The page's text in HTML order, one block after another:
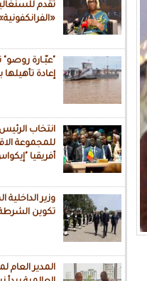
تقدم
"عبّـارة
إعادة
انتخاب
للمجموعة
أفريقيا
وزير الداخلية
تكوين
المدير